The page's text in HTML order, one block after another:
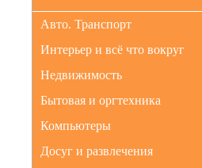
Авто. Транспорт
Интерьер и всё что вокруг
Недвижимость
Бытовая и оргтехника
Компьютеры
Досуг и развлечения